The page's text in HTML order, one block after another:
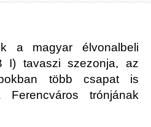
a magyar élvonalbeli
I) tavaszi szezonja, az
több csapat is
trónjának